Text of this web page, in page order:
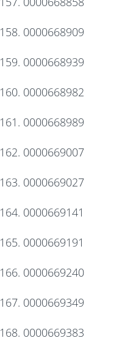
158. 0000668909
159. 0000668939
160. 0000668982
161. 0000668989
162. 0000669007
163. 0000669027
164. 0000669141
165. 0000669191
166. 0000669240
167. 0000669349
168. 0000669383